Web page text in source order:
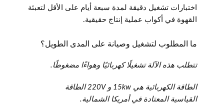
اختبارات تشغيل دقيقة لمدة سبعة أيام على الأقل لتعبئة
القهوة في أكواب عملية إنتاج حقيقية.
ما المطلوب لتشغيل وصيانة على المدى الطويل؟
تتطلب هذه الآلة تشغيلًا كهربائيًا وهواءًا مضغوطًا.
الطاقة الكهربائية هي 15kw و 220V الطاقة
القياسية المعتادة في أمريكا الشمالية.